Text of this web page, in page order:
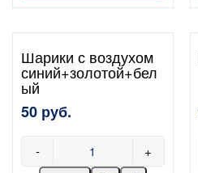
Шарики с воздухом
синий+золотой+бел
ый
50 руб.
- +